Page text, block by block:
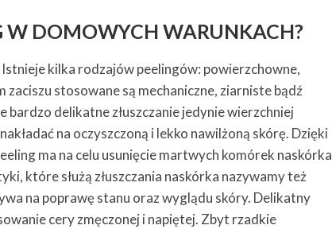
W DOMOWYCH WARUNKACH?
kilka rodzajów peelingów: powierzchowne,
zaciszu stosowane są mechaniczne, ziarniste bądź
delikatne złuszczanie jedynie wierzchniej
na oczyszczoną i lekko nawilżoną skórę. Dzięki
ma na celu usunięcie martwych komórek naskórka
które służą złuszczania naskórka nazywamy też
na poprawę stanu oraz wyglądu skóry. Delikatny
cery zmęczonej i napiętej. Zbyt rzadkie